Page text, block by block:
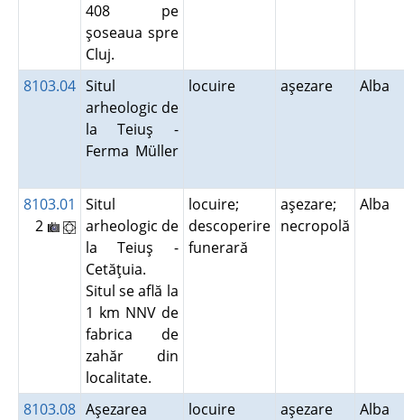
408 pe
şoseaua spre
Cluj.
8103.04 Situl
arheologic de
la Teiuş -
Ferma Müller
locuire aşezare Alba
8103.01
2
Situl
arheologic de
la Teiuş -
Cetăţuia.
Situl se află la
1 km NNV de
fabrica de
zahăr din
localitate.
locuire;
descoperire
funerară
aşezare;
necropolă
Alba
8103.08 Aşezarea
locuire aşezare Alba